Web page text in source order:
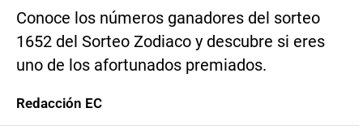
Conoce los números ganadores del sorteo
1652 del Sorteo Zodiaco y descubre si eres
uno de los afortunados premiados.
Redacción EC